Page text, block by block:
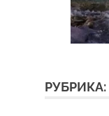
РУБРИКА: